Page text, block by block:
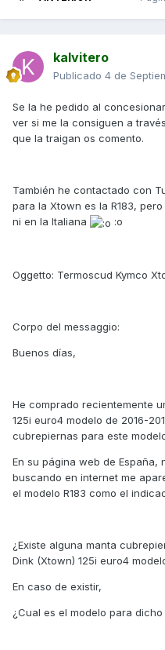
kalvitero
Publicado 4 de
Se la he pedido al
ver si me la consiguen a
que la traigan os comento.
También he contactado con
para la Xtown es la R183,
ni en la Italiana
:o
Oggetto: Termoscud Kymco
Corpo del messaggio:
Buenos días,
He comprado recientemente
125i euro4 modelo de 2016-
cubrepiernas para este
En su página web de España,
buscando en internet me
el modelo R183 como el
¿Existe alguna manta
Dink (Xtown) 125i euro4
En caso de existir,
¿Cual es el modelo para